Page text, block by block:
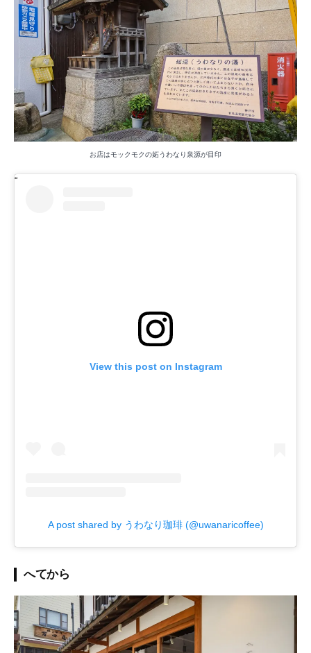
お店はモックモクの妬うわなり泉源が目印
View this post on Instagram
A post shared by うわなり珈琲 (@uwanaricoffee)
へてから